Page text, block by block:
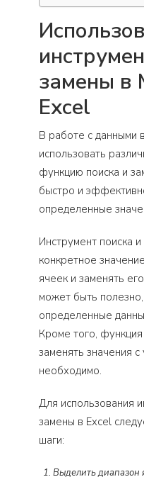
замены в
Excel
В работе с данными
использовать
функцию поиска и
быстро и
определенные
Инструмент поиска
конкретное
ячеек и заменять
может быть
определенные
Кроме того,
заменять значения
необходимо.
Для использования
замены в Excel
шаги:
Выделить диапазон